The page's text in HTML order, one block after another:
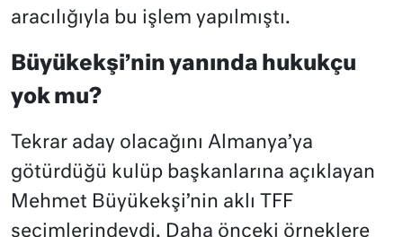
aracılığıyla bu işlem yapılmıştı.
Büyükekşi’nin yanında hukukçu
yok mu?
Tekrar aday olacağını Almanya’ya
götürdüğü kulüp başkanlarına açıklayan
Mehmet Büyükekşi’nin aklı TFF
seçimlerindeydi. Daha önceki örneklere